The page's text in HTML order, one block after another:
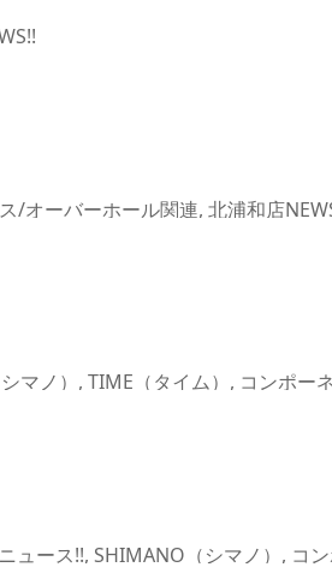
/オーバーホール関連, 北浦和店
マノ） , TIME（タイム） , コンポー
ュース!!, SHIMANO（シマノ） , コ